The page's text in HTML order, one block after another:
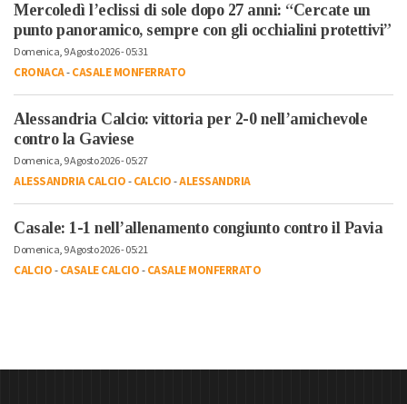
Mercoledì l’eclissi di sole dopo 27 anni: “Cercate un
punto panoramico, sempre con gli occhialini protettivi”
Domenica, 9 Agosto 2026 - 05:31
CRONACA-CASALE MONFERRATO
Alessandria Calcio: vittoria per 2-0 nell’amichevole
contro la Gaviese
Domenica, 9 Agosto 2026 - 05:27
ALESSANDRIA CALCIO-CALCIO-ALESSANDRIA
Casale: 1-1 nell’allenamento congiunto contro il Pavia
Domenica, 9 Agosto 2026 - 05:21
CALCIO-CASALE CALCIO-CASALE MONFERRATO